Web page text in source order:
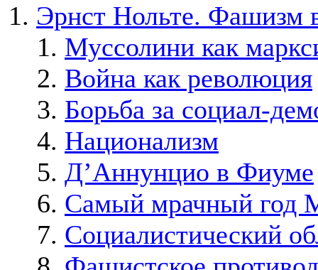
Эрнст Нольте. Фашизм
Муссолини как
Война как революция
Борьба за социал-
Национализм
Д’Аннунцио в Фиуме
Самый мрачный год
Социалистический